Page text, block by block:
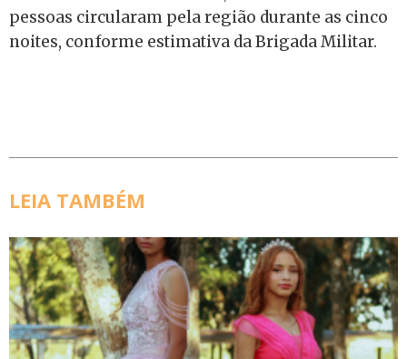
pessoas circularam pela região durante as cinco
noites, conforme estimativa da Brigada Militar.
LEIA TAMBÉM